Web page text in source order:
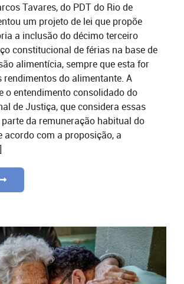
Tavares, do PDT do Rio de
um projeto de lei que propõe
a inclusão do décimo terceiro
constitucional de férias na base de
alimentícia, sempre que esta for
rendimentos do alimentante. A
o entendimento consolidado do
de Justiça, que considera essas
da remuneração habitual do
acordo com a proposição, a